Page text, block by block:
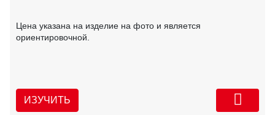
Цена указана на изделие на фото и является
ориентировочной.
ИЗУЧИТЬ